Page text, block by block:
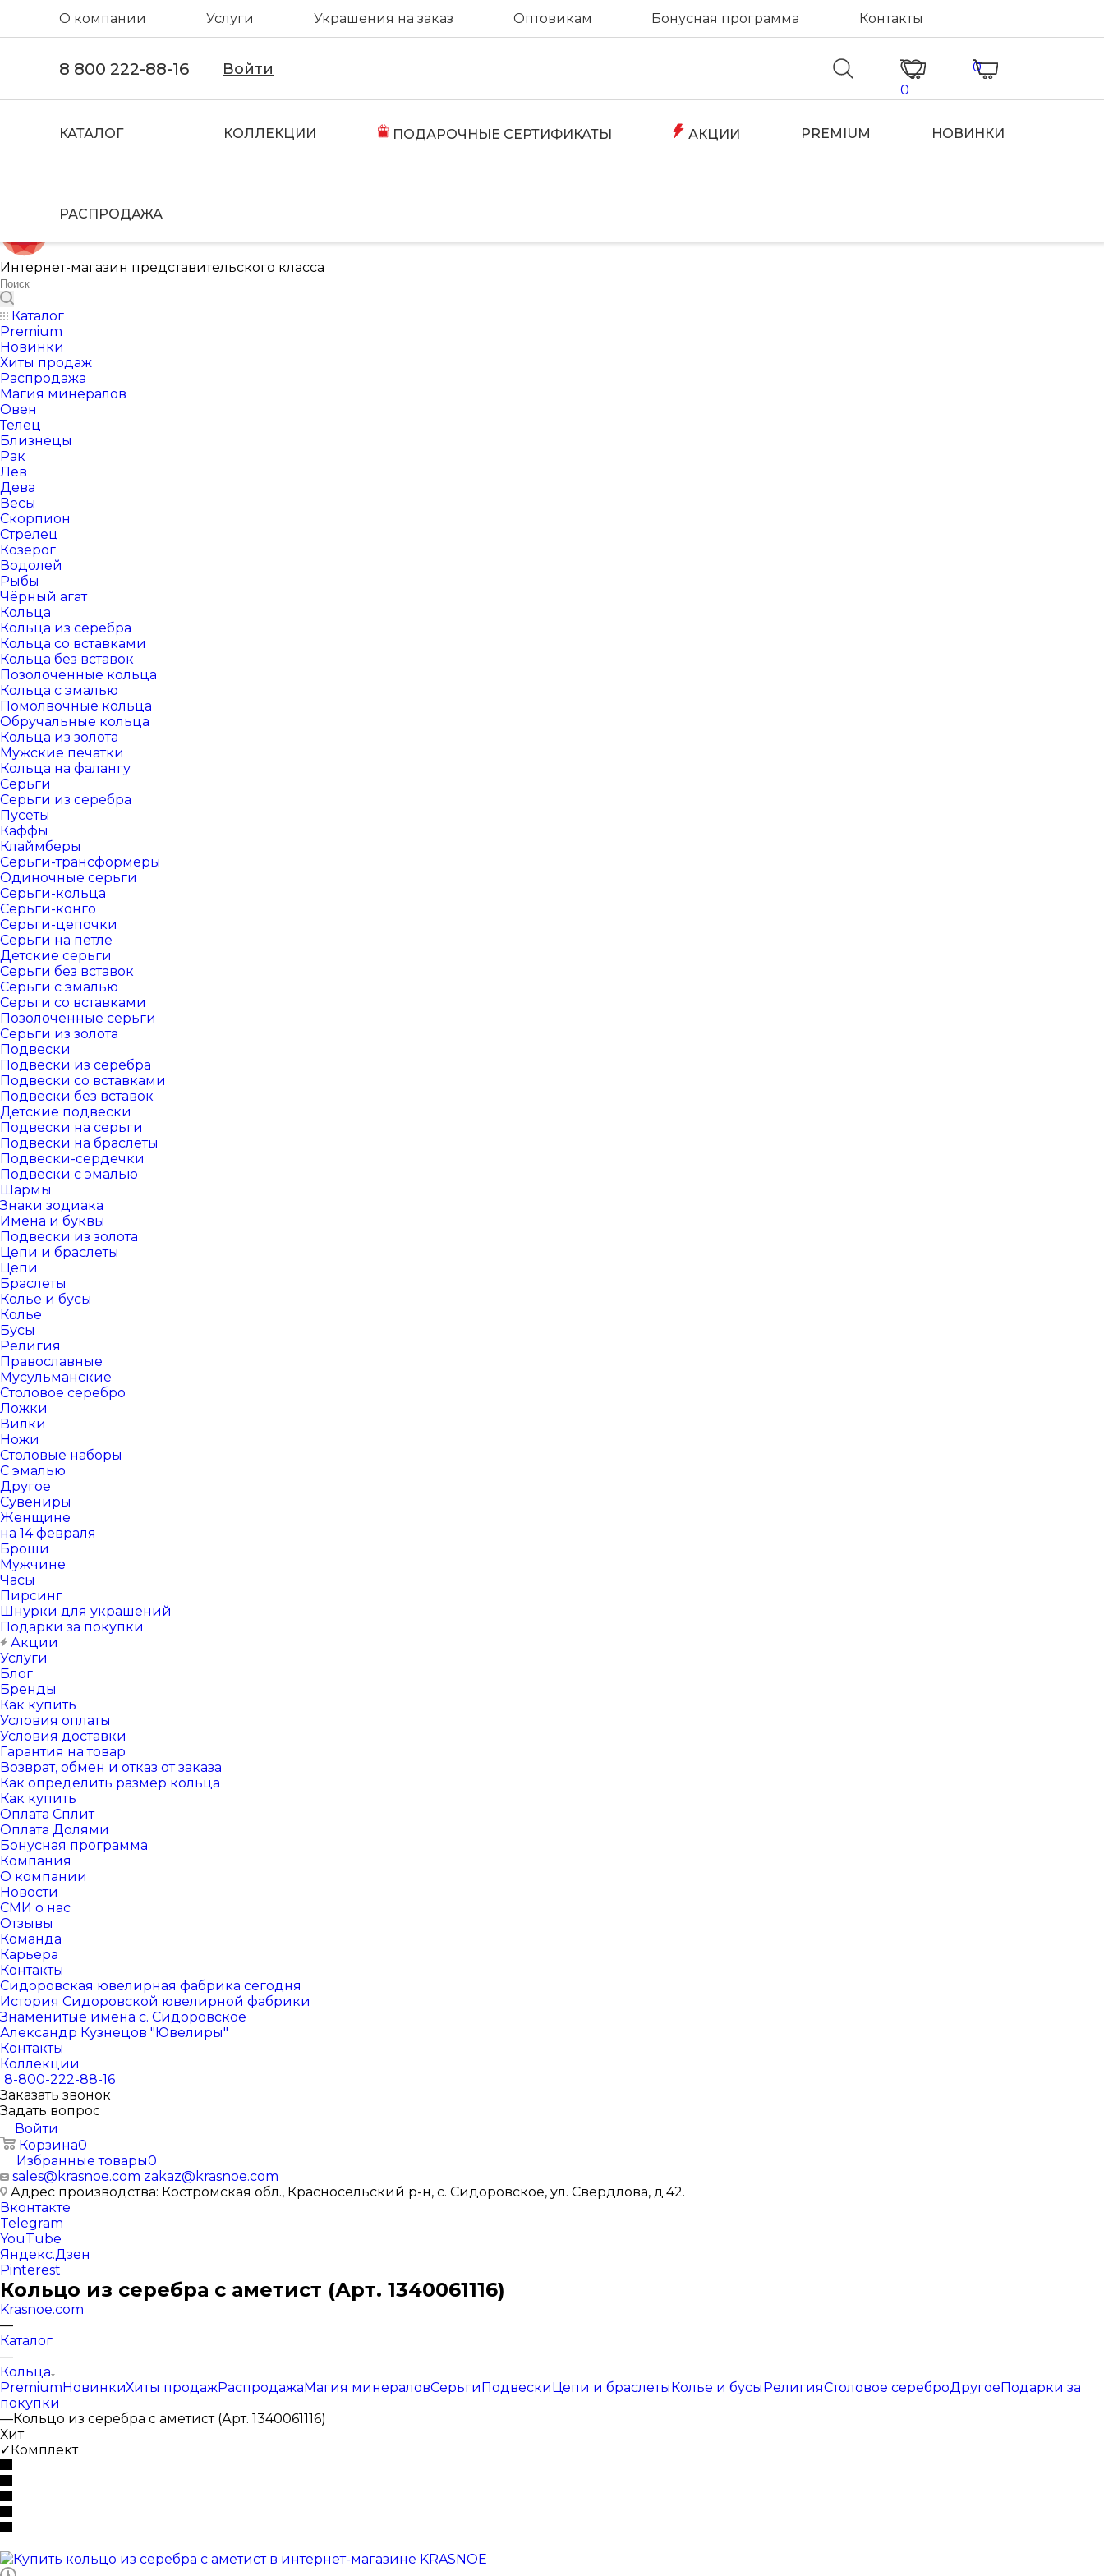
О компании Услуги Украшения на заказ Оптовикам Бонусная программа Контакты
8 800 222-88-16 Войти
0
0
КАТАЛОГ КОЛЛЕКЦИИ ПОДАРОЧНЫЕ СЕРТИФИКАТЫ АКЦИИ PREMIUM НОВИНКИ
РАСПРОДАЖА
Интернет-магазин представительского класса
Каталог
Premium
Новинки
Хиты продаж
Распродажа
Магия минералов
Овен
Телец
Близнецы
Рак
Лев
Дева
Весы
Скорпион
Стрелец
Козерог
Водолей
Рыбы
Чёрный агат
Кольца
Кольца из серебра
Кольца со вставками
Кольца без вставок
Позолоченные кольца
Кольца с эмалью
Помолвочные кольца
Обручальные кольца
Кольца из золота
Мужские печатки
Кольца на фалангу
Серьги
Серьги из серебра
Пусеты
Каффы
Клаймберы
Серьги-трансформеры
Одиночные серьги
Серьги-кольца
Серьги-конго
Серьги-цепочки
Серьги на петле
Детские серьги
Серьги без вставок
Серьги с эмалью
Серьги со вставками
Позолоченные серьги
Серьги из золота
Подвески
Подвески из серебра
Подвески со вставками
Подвески без вставок
Детские подвески
Подвески на серьги
Подвески на браслеты
Подвески-сердечки
Подвески с эмалью
Шармы
Знаки зодиака
Имена и буквы
Подвески из золота
Цепи и браслеты
Цепи
Браслеты
Колье и бусы
Колье
Бусы
Религия
Православные
Мусульманские
Столовое серебро
Ложки
Вилки
Ножи
Столовые наборы
С эмалью
Другое
Сувениры
Женщине
на 14 февраля
Броши
Мужчине
Часы
Пирсинг
Шнурки для украшений
Подарки за покупки
Акции
Услуги
Блог
Бренды
Как купить
Условия оплаты
Условия доставки
Гарантия на товар
Возврат, обмен и отказ от заказа
Как определить размер кольца
Как купить
Оплата Сплит
Оплата Долями
Бонусная программа
Компания
О компании
Новости
СМИ о нас
Отзывы
Команда
Карьера
Контакты
Сидоровская ювелирная фабрика сегодня
История Сидоровской ювелирной фабрики
Знаменитые имена с. Сидоровское
Александр Кузнецов "Ювелиры"
Контакты
Коллекции
8-800-222-88-16
Заказать звонок
Задать вопрос
Войти
Корзина0
Избранные товары0
sales@krasnoe.com zakaz@krasnoe.com
Адрес производства: Костромская обл., Красносельский р-н, с. Сидоровское, ул. Свердлова, д.42.
Вконтакте
Telegram
YouTube
Яндекс.Дзен
Pinterest
Кольцо из серебра с аметист (Арт. 1340061116)
Krasnoe.com
—
Каталог
—
Кольца
PremiumНовинкиХиты продажРаспродажаМагия минераловСерьгиПодвескиЦепи и браслетыКолье и бусыРелигияСтоловое сереброДругоеПодарки за
покупки
—Кольцо из серебра с аметист (Арт. 1340061116)
Хит
✓Комплект